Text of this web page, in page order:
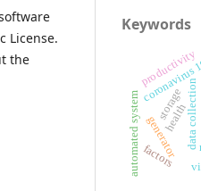
License.
the
Keywords
data collection
health
automated systemgenerator
factors
productivity
storage